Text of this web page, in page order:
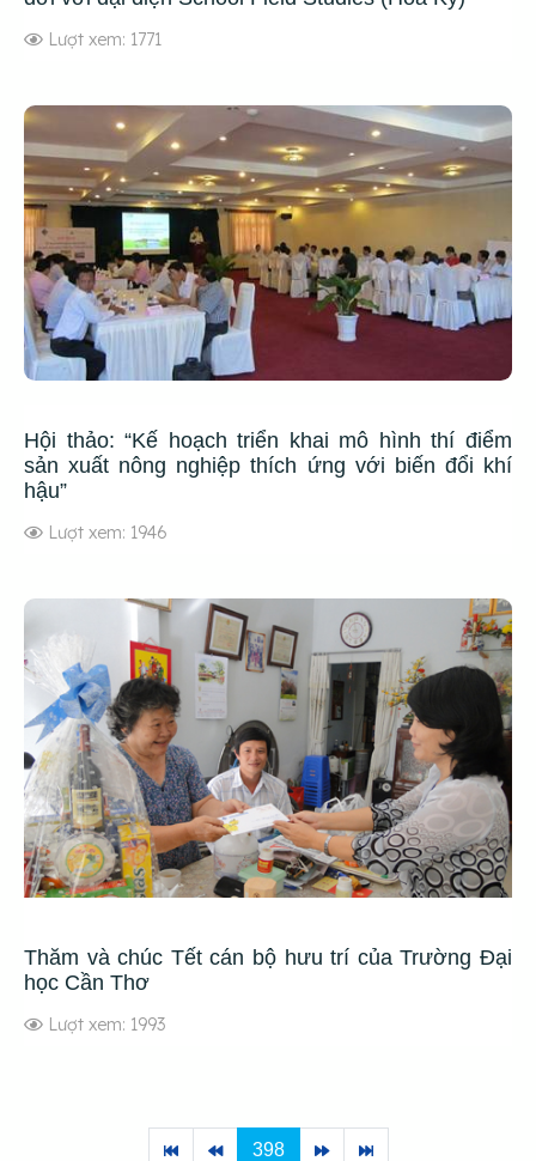
Lượt xem: 1771
Hội thảo: “Kế hoạch triển khai mô hình thí điểm
sản xuất nông nghiệp thích ứng với biến đổi khí
hậu”
Lượt xem: 1946
Thăm và chúc Tết cán bộ hưu trí của Trường Đại
học Cần Thơ
Lượt xem: 1993
398